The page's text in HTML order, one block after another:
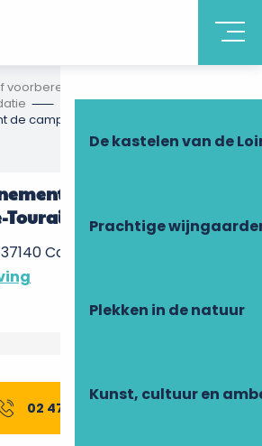
Ontdek Touraine
De kastelen van de
Prachtige
Plekken in de natuur
Kunst, cultuur en
voorbereiden
de camping-cars d'Ingrandes-de-
de camping-cars
Coteaux-sur-Loire
favoris
02 47 96 98